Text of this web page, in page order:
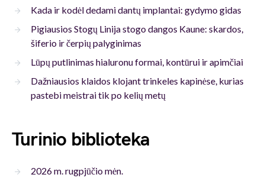
Kada ir kodėl dedami dantų implantai: gydymo gidas
Pigiausios Stogų Linija stogo dangos Kaune: skardos,
šiferio ir čerpių palyginimas
Lūpų putlinimas hialuronu formai, kontūrui ir apimčiai
Dažniausios klaidos klojant trinkeles kapinėse, kurias
pastebi meistrai tik po kelių metų
Turinio biblioteka
2026 m. rugpjūčio mėn.